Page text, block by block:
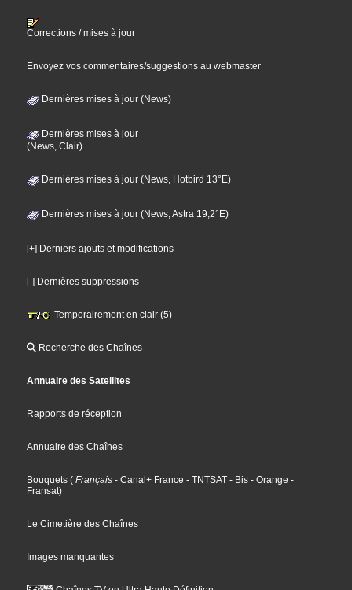
Corrections / mises à jour
Envoyez vos commentaires/suggestions au webmaster
Dernières mises à jour (News)
Dernières mises à jour
(News, Clair)
Dernières mises à jour (News, Hotbird 13°E)
Dernières mises à jour (News, Astra 19,2°E)
[+] Derniers ajouts et modifications
[-] Dernières suppressions
Temporairement en clair (5)
Recherche des Chaînes
Annuaire des Satellites
Rapports de réception
Annuaire des Chaînes
Bouquets ( Français - Canal+ France - TNTSAT - Bis - Orange -
Fransat)
Le Cimetière des Chaînes
Images manquantes